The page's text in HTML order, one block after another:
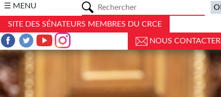
☰ MENU
SITE DES SÉNATEURS MEMBRES DU CRCE
NOUS CONTACTER